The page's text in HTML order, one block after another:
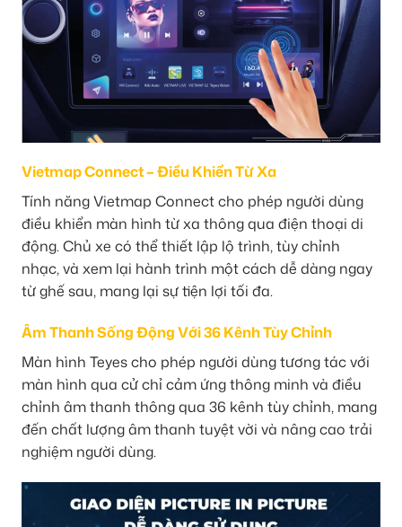
Vietmap Connect – Điều Khiển Từ Xa
Tính năng Vietmap Connect cho phép người dùng
điều khiển màn hình từ xa thông qua điện thoại di
động. Chủ xe có thể thiết lập lộ trình, tùy chỉnh
nhạc, và xem lại hành trình một cách dễ dàng ngay
từ ghế sau, mang lại sự tiện lợi tối đa.
Âm Thanh Sống Động Với 36 Kênh Tùy Chỉnh
Màn hình Teyes cho phép người dùng tương tác với
màn hình qua cử chỉ cảm ứng thông minh và điều
chỉnh âm thanh thông qua 36 kênh tùy chỉnh, mang
đến chất lượng âm thanh tuyệt vời và nâng cao trải
nghiệm người dùng.